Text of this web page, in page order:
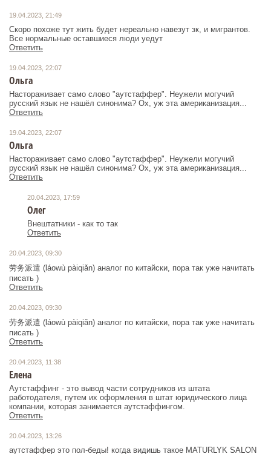
19.04.2023, 21:49
Скоро похоже тут жить будет нереально навезут зк, и мигрантов.
Все нормальные оставшиеся люди уедут
Ответить
19.04.2023, 22:07
Ольга
Настораживает само слово "аутстаффер". Неужели могучий
русский язык не нашёл синонима? Ох, уж эта американизация...
Ответить
19.04.2023, 22:07
Ольга
Настораживает само слово "аутстаффер". Неужели могучий
русский язык не нашёл синонима? Ох, уж эта американизация...
Ответить
20.04.2023, 17:59
Олег
Внештатники - как то так
Ответить
20.04.2023, 09:30
劳务派遣 (láowù pàiqiǎn) аналог по китайски, пора так уже начитать
писать )
Ответить
20.04.2023, 09:30
劳务派遣 (láowù pàiqiǎn) аналог по китайски, пора так уже начитать
писать )
Ответить
20.04.2023, 11:38
Елена
Аутстаффинг - это вывод части сотрудников из штата
работодателя, путем их оформления в штат юридического лица
компании, которая занимается аутстаффингом.
Ответить
20.04.2023, 13:26
аутстаффер это пол-беды! когда видишь такое MATURLYK SALON